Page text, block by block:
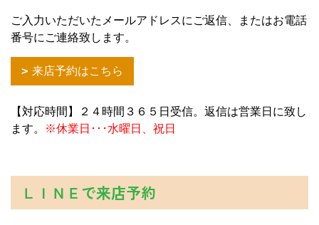
ご入力いただいたメールアドレスにご返信、またはお電話
番号にご連絡致します。
来店予約はこちら
【対応時間】２４時間３６５日受信。返信は営業日に致し
ます。
※休業日･･･水曜日、祝日
ＬＩＮＥで来店予約